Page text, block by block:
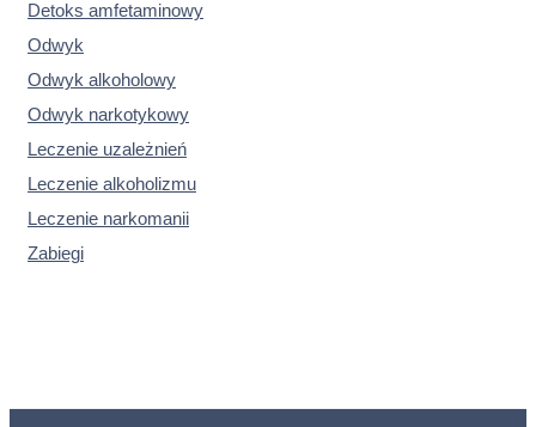
Detoks amfetaminowy
Odwyk
Odwyk alkoholowy
Odwyk narkotykowy
Leczenie uzależnień
Leczenie alkoholizmu
Leczenie narkomanii
Zabiegi